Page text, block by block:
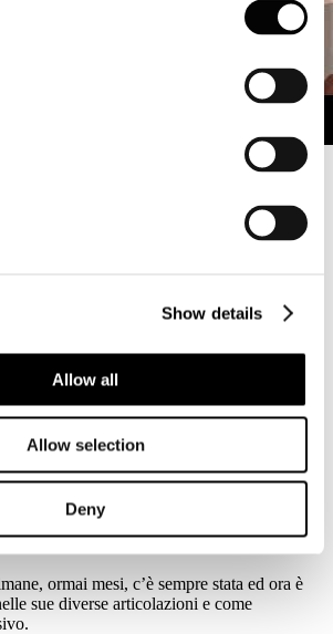
Show details
Allow all
Allow selection
Deny
italiane consegnano oggi 4 maggio, alla
messaggio dal titolo "L'industria cartaria
- più che mai - sono al fianco dei
di carte igienico sanitarie, carte per
imballaggi per alimenti e medicinali, oltre
per mascherine chirurgiche.
alla salute e al benessere dell’Italia e
è stato evidenziato in queste settimane di
ormai mesi, c’è sempre stata ed ora è
sue diverse articolazioni e come